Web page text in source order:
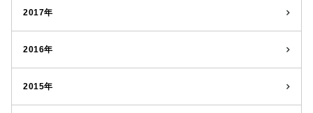
2017年
2016年
2015年